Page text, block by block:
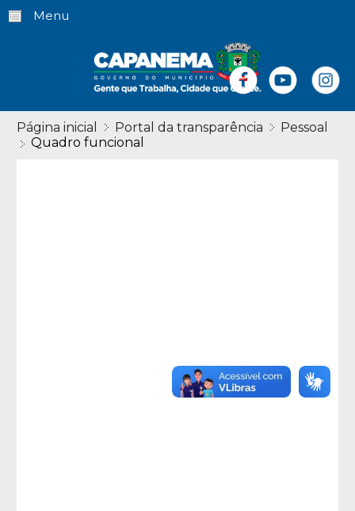
Menu
Página inicial Portal da transparência
Pessoal
Quadro funcional